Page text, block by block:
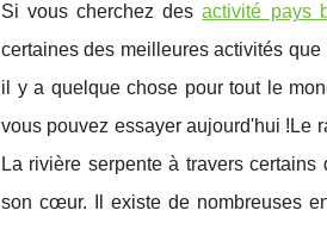
Si vous cherchez desactivité pays
certaines des meilleures activités
il y a quelque chose pour tout le
vous pouvez essayer aujourd'hui !Le
La rivière serpente à travers
son cœur. Il existe de nombreuses